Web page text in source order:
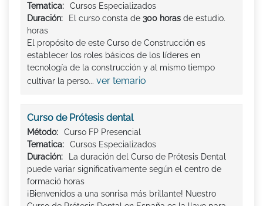
Tematica:
Cursos Especializados
Duración:
El curso consta de 300 horas de estudio.
horas
El propósito de este Curso de Construcción es
establecer los roles básicos de los líderes en
tecnología de la construcción y al mismo tiempo
cultivar la perso... ver temario
Curso de Prótesis dental
Método:
Curso FP Presencial
Tematica:
Cursos Especializados
Duración:
La duración del Curso de Prótesis Dental
puede variar significativamente según el centro de
formació horas
¡Bienvenidos a una sonrisa más brillante! Nuestro